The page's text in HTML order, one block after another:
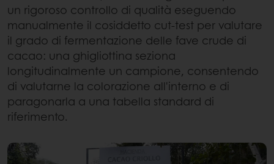
un rigoroso controllo di qualità eseguendo
manualmente il cosiddetto cut-test per valutare
il grado di fermentazione delle fave crude di
cacao: una ghigliottina seziona
longitudinalmente un campione, consentendo
di valutarne la colorazione all'interno e di
paragonarla a una tabella standard di
riferimento.